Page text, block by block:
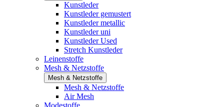
Kunstleder
Kunstleder gemustert
Kunstleder metallic
Kunstleder uni
Kunstleder Used
Stretch Kunstleder
Leinenstoffe
Mesh & Netzstoffe
Mesh & Netzstoffe
Mesh & Netzstoffe
Air Mesh
Modestoffe